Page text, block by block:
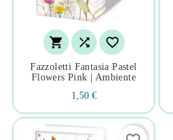
  
Fazzoletti Fantasia Pastel
Flowers Pink | Ambiente
1,50 €